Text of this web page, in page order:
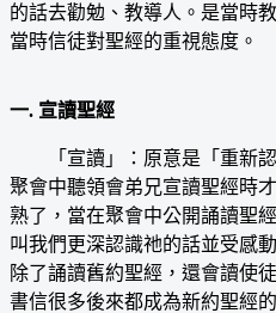
的話去勸勉、教導人。是當時
當時信徒對聖經的重視態度。
一. 宣讀聖經
「宣讀」：原意是「重新認
聚會中聽領會弟兄宣讀聖經時
熟了，當在聚會中公開誦讀聖
叫我們更深認識祂的話並受感
除了誦讀舊約聖經，還會讀使
書信很多後來都成為新約聖經